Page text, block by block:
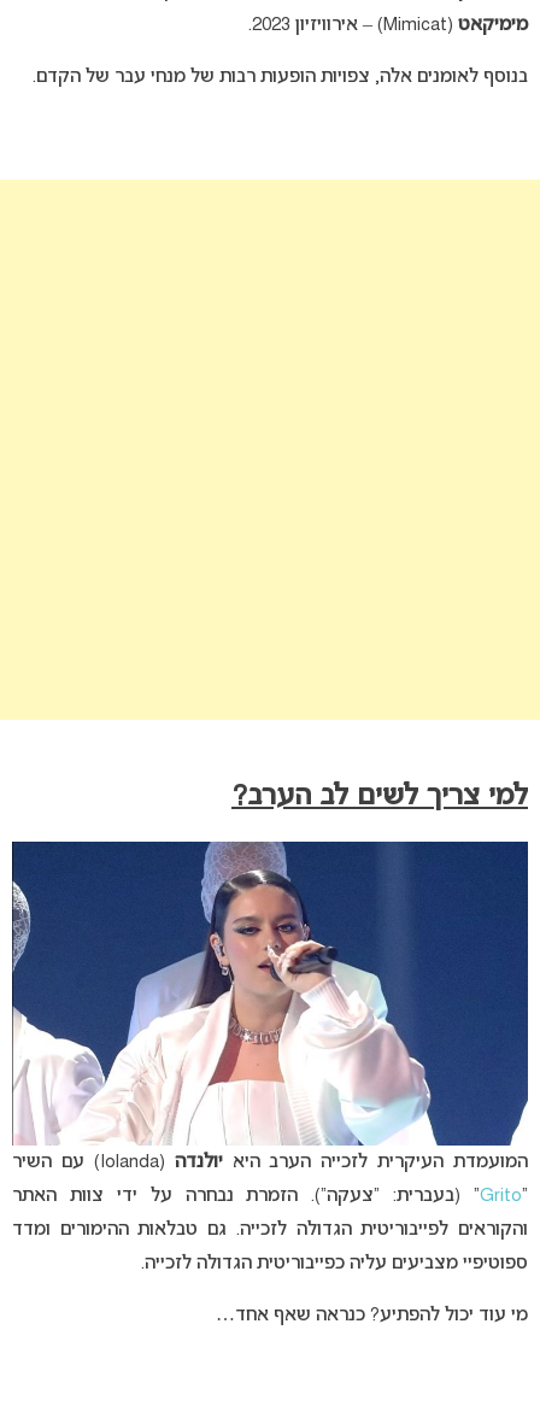
מימיקאט (Mimicat) – אירוויזיון 2023.
בנוסף לאומנים אלה, צפויות הופעות רבות של מנחי עבר של הקדם.
למי צריך לשים לב הערב?
המועמדת העיקרית לזכייה הערב היאיולנדה
(Iolanda) עם השיר
“
Grito” (בעברית: “צעקה”). הזמרת נבחרה על ידי צוות האתר
והקוראים לפייבוריטית הגדולה לזכייה. גם טבלאות ההימורים ומדד
ספוטיפיי מצביעים עליה כפייבוריטית הגדולה לזכייה.
מי עוד יכול להפתיע? כנראה שאף אחד…